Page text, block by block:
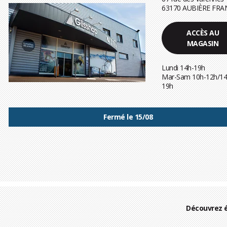
63170 AUBIÈRE
ACCÈS AU
MAGASIN
Lundi 14h-19h
Mar-Sam 10h-12h/
19h
Fermé le 15/08
Découvrez